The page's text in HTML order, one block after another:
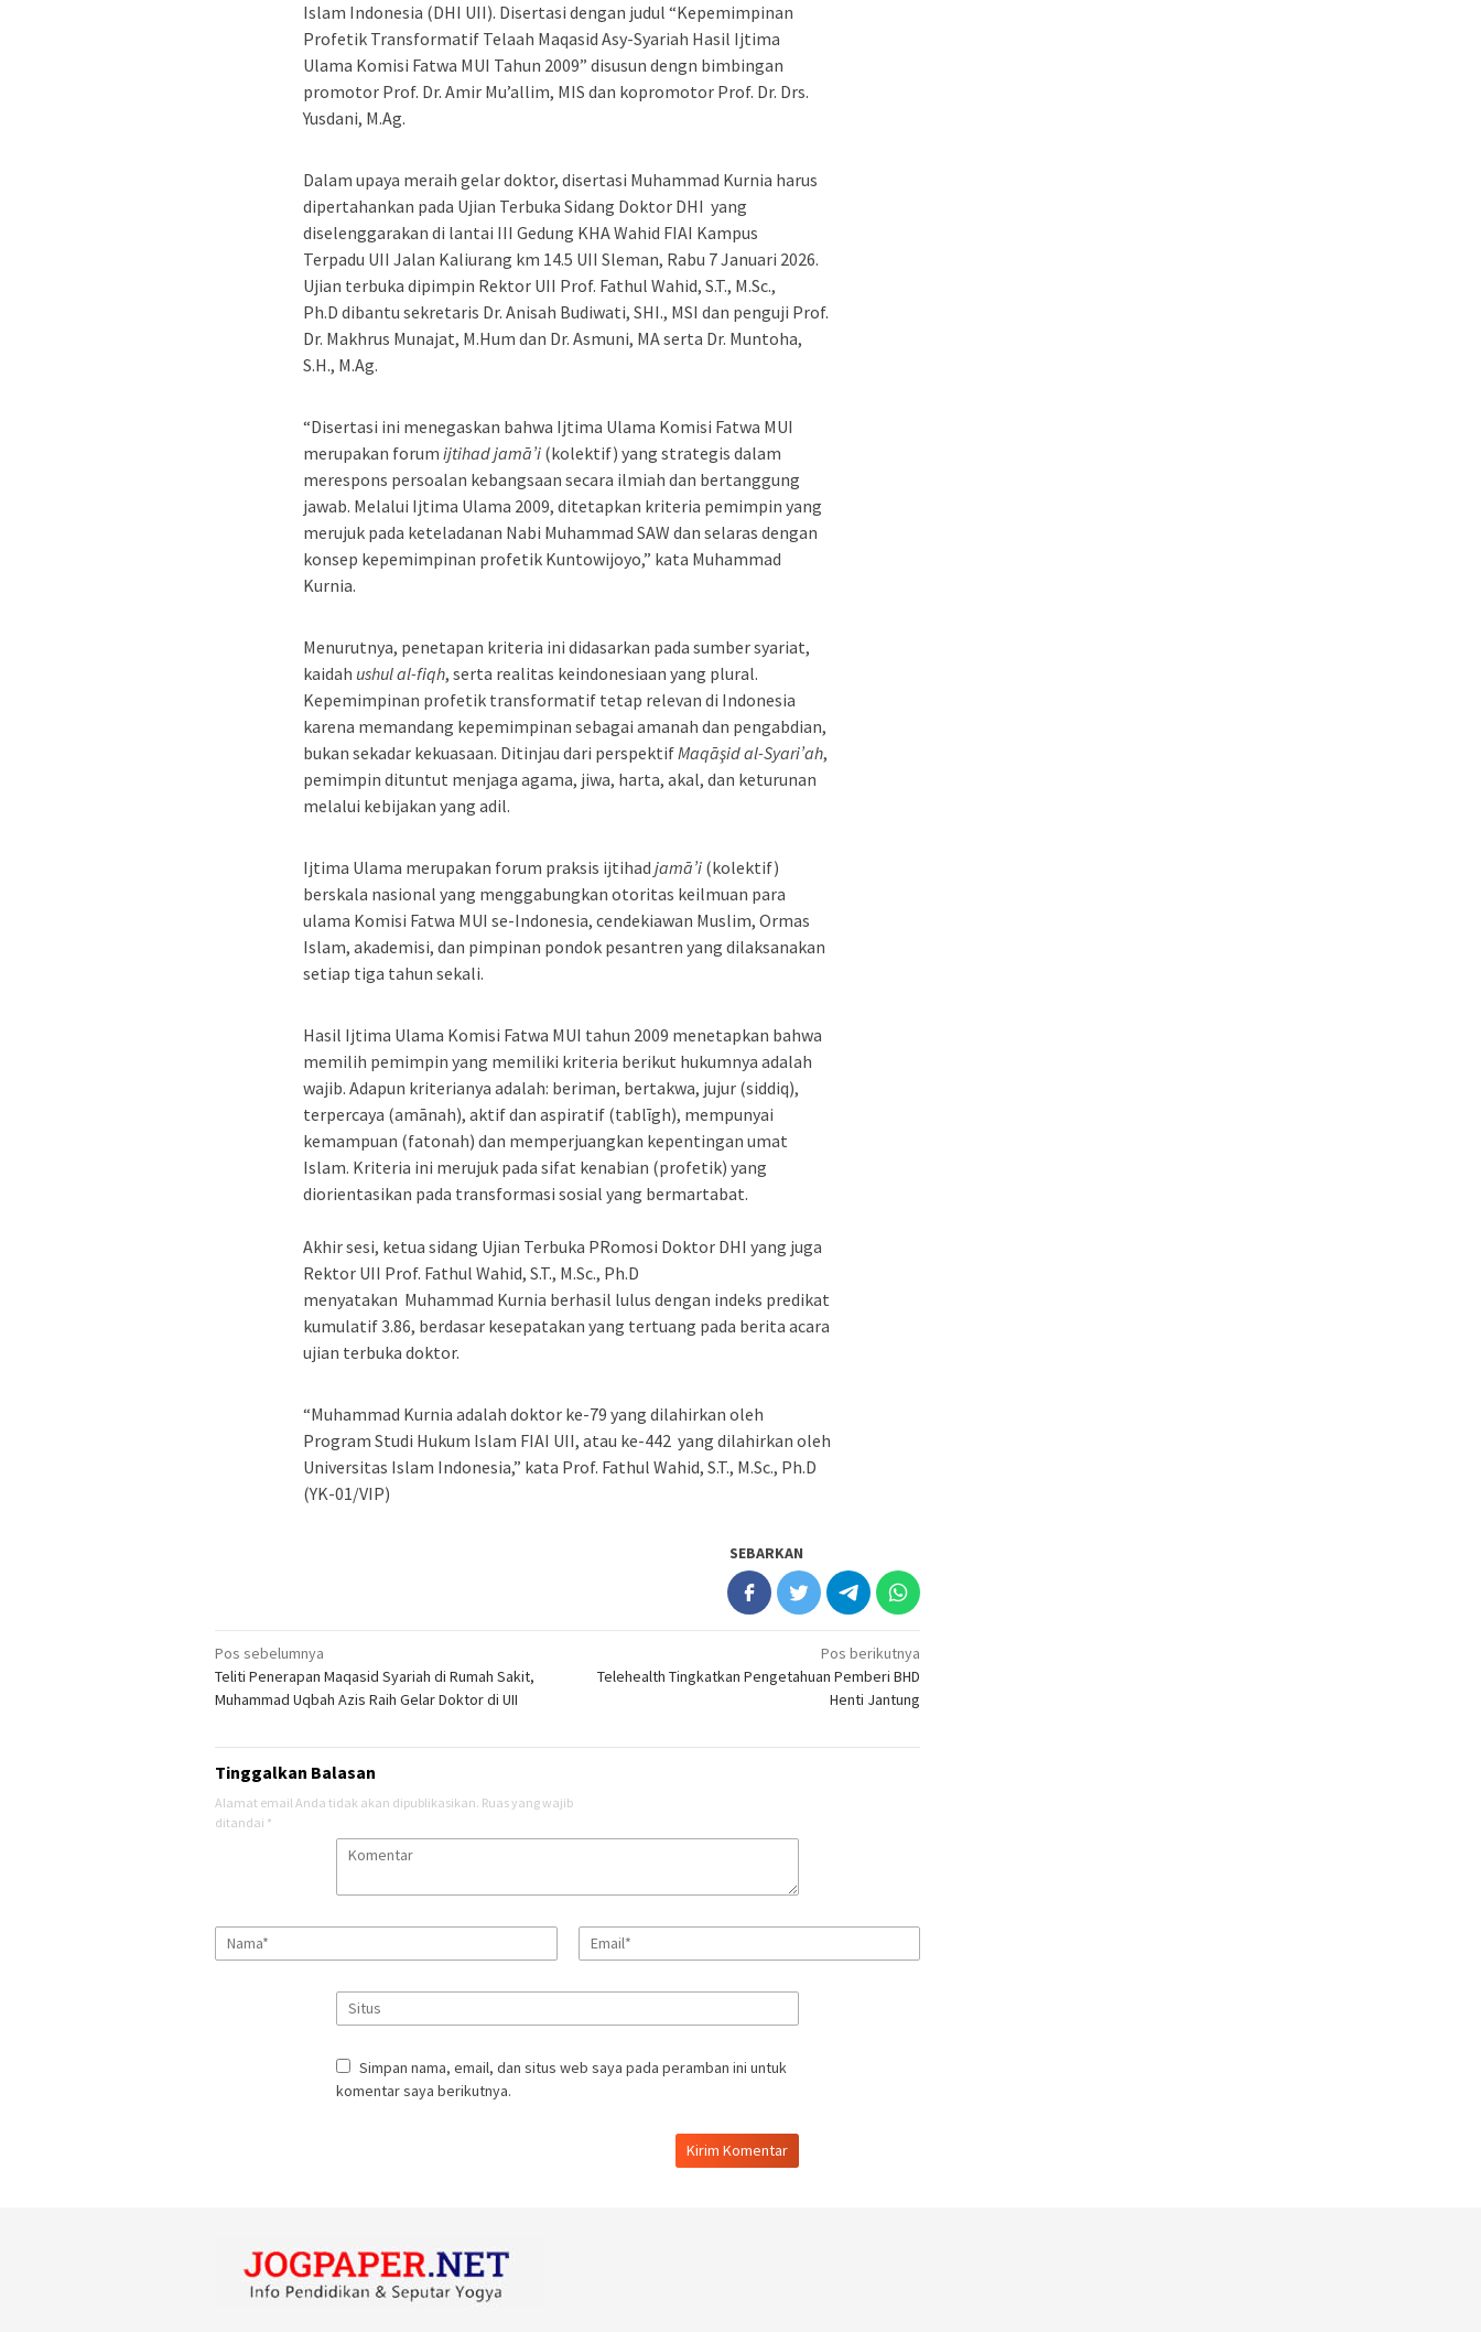
Islam Indonesia (DHI UII). Disertasi dengan judul “Kepemimpinan
Profetik Transformatif Telaah Maqasid Asy-Syariah Hasil Ijtima
Ulama Komisi Fatwa MUI Tahun 2009” disusun dengn bimbingan
promotor Prof. Dr. Amir Mu’allim, MIS dan kopromotor Prof. Dr. Drs.
Yusdani, M.Ag.
Dalam upaya meraih gelar doktor, disertasi Muhammad Kurnia harus
dipertahankan pada Ujian Terbuka Sidang Doktor DHI yang
diselenggarakan di lantai III Gedung KHA Wahid FIAI Kampus
Terpadu UII Jalan Kaliurang km 14.5 UII Sleman, Rabu 7 Januari 2026.
Ujian terbuka dipimpin Rektor UII Prof. Fathul Wahid, S.T., M.Sc.,
Ph.D dibantu sekretaris Dr. Anisah Budiwati, SHI., MSI dan penguji Prof.
Dr. Makhrus Munajat, M.Hum dan Dr. Asmuni, MA serta Dr. Muntoha,
S.H., M.Ag.
“Disertasi ini menegaskan bahwa Ijtima Ulama Komisi Fatwa MUI
merupakan forumijtihad jamā’i (kolektif) yang strategis dalam
merespons persoalan kebangsaan secara ilmiah dan bertanggung
jawab. Melalui Ijtima Ulama 2009, ditetapkan kriteria pemimpin yang
merujuk pada keteladanan Nabi Muhammad SAW dan selaras dengan
konsep kepemimpinan profetik Kuntowijoyo,” kata Muhammad
Kurnia.
Menurutnya, penetapan kriteria ini didasarkan pada sumber syariat,
kaidah ushul al-fiqh, serta realitas keindonesiaan yang plural.
Kepemimpinan profetik transformatif tetap relevan di Indonesia
karena memandang kepemimpinan sebagai amanah dan pengabdian,
bukan sekadar kekuasaan. Ditinjau dari perspektifMaqāşid al-Syari’ah,
pemimpin dituntut menjaga agama, jiwa, harta, akal, dan keturunan
melalui kebijakan yang adil.
Ijtima Ulama merupakan forum praksis ijtihadjamā’i (kolektif)
berskala nasional yang menggabungkan otoritas keilmuan para
ulama Komisi Fatwa MUI se-Indonesia, cendekiawan Muslim, Ormas
Islam, akademisi, dan pimpinan pondok pesantren yang dilaksanakan
setiap tiga tahun sekali.
Hasil Ijtima Ulama Komisi Fatwa MUI tahun 2009 menetapkan bahwa
memilih pemimpin yang memiliki kriteria berikut hukumnya adalah
wajib. Adapun kriterianya adalah: beriman, bertakwa, jujur (siddiq),
terpercaya (amānah), aktif dan aspiratif (tablīgh), mempunyai
kemampuan (fatonah) dan memperjuangkan kepentingan umat
Islam. Kriteria ini merujuk pada sifat kenabian (profetik) yang
diorientasikan pada transformasi sosial yang bermartabat.
Akhir sesi, ketua sidang Ujian Terbuka PRomosi Doktor DHI yang juga
Rektor UII Prof. Fathul Wahid, S.T., M.Sc., Ph.D
menyatakan Muhammad Kurnia berhasil lulus dengan indeks predikat
kumulatif 3.86, berdasar kesepatakan yang tertuang pada berita acara
ujian terbuka doktor.
“Muhammad Kurnia adalah doktor ke-79 yang dilahirkan oleh
Program Studi Hukum Islam FIAI UII, atau ke-442 yang dilahirkan oleh
Universitas Islam Indonesia,” kata Prof. Fathul Wahid, S.T., M.Sc., Ph.D
(YK-01/VIP)
SEBARKAN
Navigasi
pos
Pos sebelumnya
Teliti Penerapan Maqasid Syariah di Rumah Sakit,
Muhammad Uqbah Azis Raih Gelar Doktor di UII
Pos berikutnya
Telehealth Tingkatkan Pengetahuan Pemberi BHD
Henti Jantung
Tinggalkan Balasan
Alamat email Anda tidak akan dipublikasikan. Ruas yang wajib
ditandai *
Simpan nama, email, dan situs web saya pada peramban ini untuk
komentar saya berikutnya.